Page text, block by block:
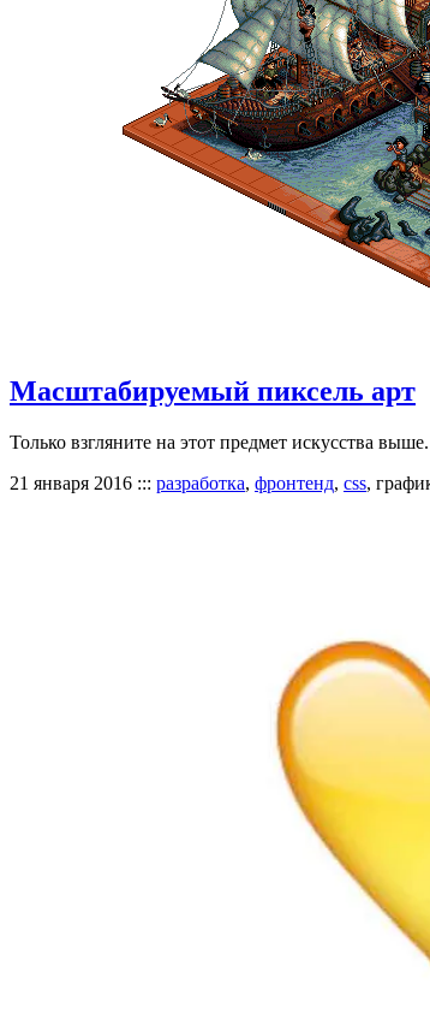
Масштабируемый пиксель арт
Только взгляните на этот предмет искусства
21 января 2016 ::: разработка, фронтенд, css,